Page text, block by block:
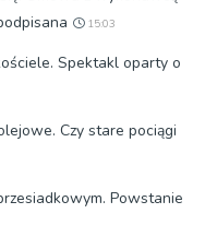
15:03
Spektakl oparty o
Czy stare pociągi
Powstanie